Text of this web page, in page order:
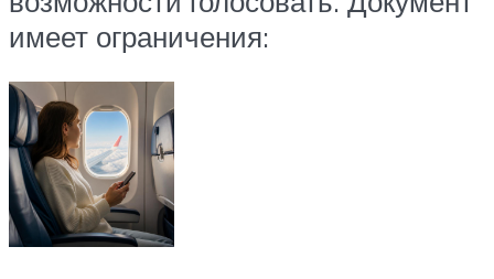
имеет ограничения: